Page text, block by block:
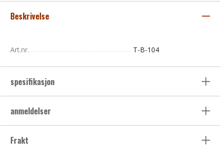
Beskrivelse
Art.nr. T-B-104
spesifikasjon
anmeldelser
Frakt